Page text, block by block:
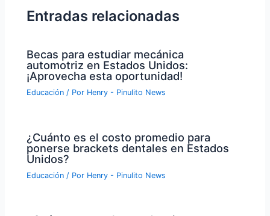
Entradas relacionadas
Becas para estudiar mecánica
automotriz en Estados Unidos:
¡Aprovecha esta oportunidad!
Educación / Por Henry - Pinulito News
¿Cuánto es el costo promedio para
ponerse brackets dentales en Estados
Unidos?
Educación / Por Henry - Pinulito News